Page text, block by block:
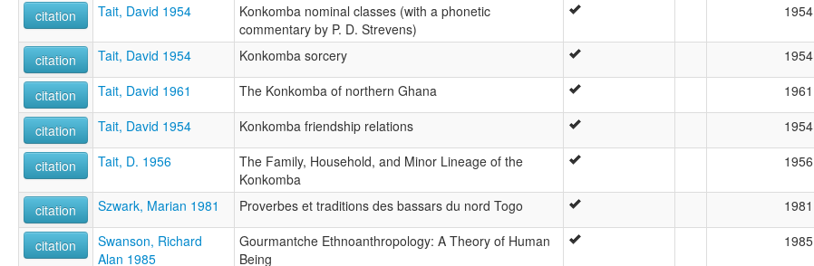
citation Tait, David 1954
Konkomba nominal classes (with a phonetic
commentary by P. D. Strevens)
1954
citation
Tait, David 1954 Konkomba sorcery 1954
citation Tait, David 1961 The Konkomba of northern Ghana 1961
citation Tait, David 1954 Konkomba friendship relations 1954
citation Tait, D. 1956
The Family, Household, and Minor Lineage of the
Konkomba
1956
citation Szwark, Marian 1981 Proverbes et traditions des bassars du nord Togo 1981
citation
Swanson, Richard
Alan 1985
Gourmantche Ethnoanthropology: A Theory of Human
Being
1985